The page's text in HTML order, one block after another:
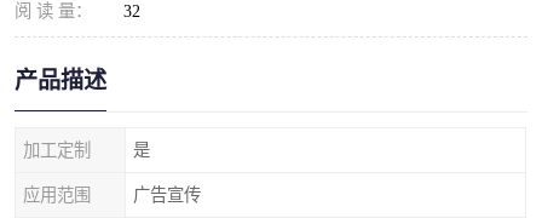
阅 读 量： 32
产品描述
加工定制 是
应用范围 广告宣传